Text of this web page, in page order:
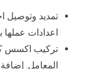
تمديد وتوصيل
اعدادات عملها
تركيب اكسس
المعامل.